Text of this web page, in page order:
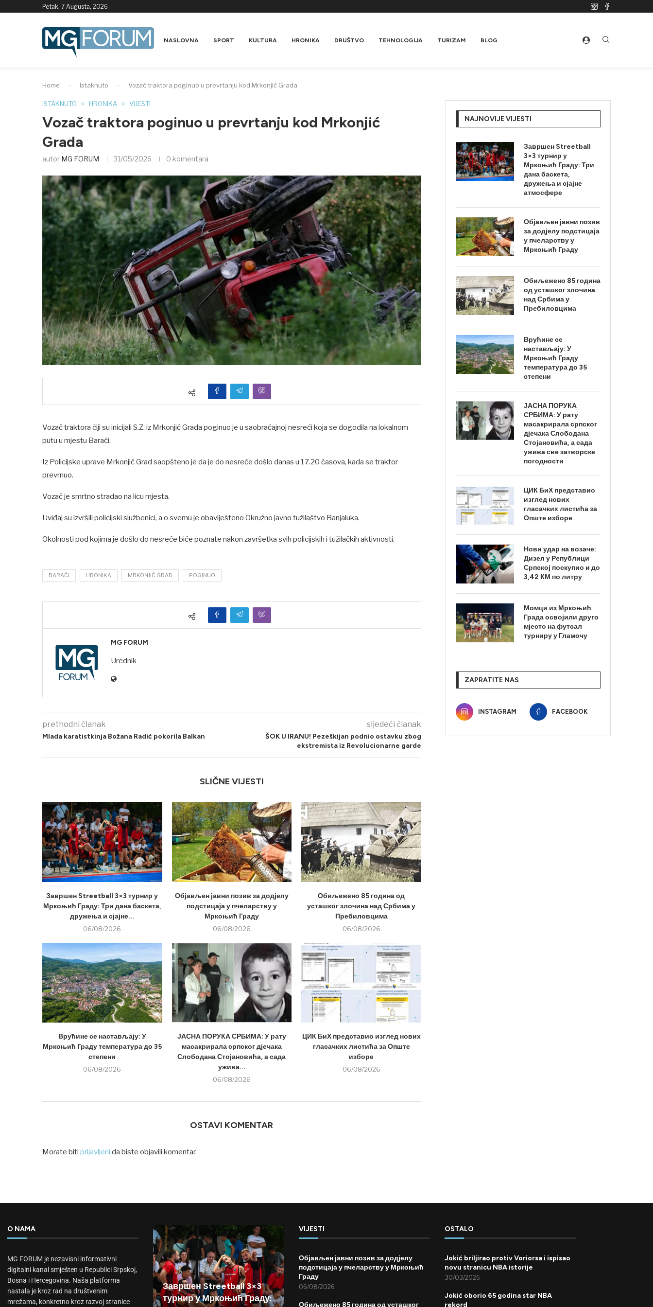
Petak, 7 Augusta, 2026
NASLOVNA SPORT KULTURA HRONIKA DRUŠTVO TEHNOLOGIJA TURIZAM BLOG
Home - Istaknuto - Vozač traktora poginuo u prevrtanju kod Mrkonjić Grada
ISTAKNUTO HRONIKA VIJESTI
Vozač traktora poginuo u prevrtanju kod Mrkonjić
Grada
autor MG FORUM 31/05/2026 0 komentara
Vozač traktora čiji su inicijali S.Z. iz Mrkonjić Grada poginuo je u saobraćajnoj nesreći koja se dogodila na lokalnom
putu u mjestu Baraći.
Iz Policijske uprave Mrkonjić Grad saopšteno je da je do nesreće došlo danas u 17.20 časova, kada se traktor
prevrnuo.
Vozač je smrtno stradao na licu mjesta.
Uviđaj su izvršili policijski službenici, a o svemu je obaviješteno Okružno javno tužilaštvo Banjaluka.
Okolnosti pod kojima je došlo do nesreće biće poznate nakon završetka svih policijskih i tužilačkih aktivnosti.
BARAĆI HRONIKA MRKONJIĆ GRAD POGINUO
MG FORUM
Urednik
prethodni članak
Mlada karatistkinja Božana Radić pokorila Balkan
sljedeći članak
ŠOK U IRANU! Pezeškijan podnio ostavku zbog
ekstremista iz Revolucionarne garde
SLIČNE VIJESTI
Завршен Streetball 3×3 турнир у
Мркоњић Граду: Три дана баскета,
дружења и сјајне...
06/08/2026
Објављен јавни позив за додјелу
подстицаја у пчеларству у
Мркоњић Граду
06/08/2026
Обиљежено 85 година од
усташког злочина над Србима у
Пребиловцима
06/08/2026
Врућине се настављају: У
Мркоњић Граду температура до 35
степени
06/08/2026
ЈАСНА ПОРУКА СРБИМА: У рату
масакрирала српског дјечака
Слободана Стојановића, а сада
ужива...
06/08/2026
ЦИК БиХ представио изглед нових
гласачких листића за Опште
изборе
06/08/2026
OSTAVI KOMENTAR
Morate biti prijavljeni da biste objavili komentar.
NAJNOVIJE VIJESTI
Завршен Streetball
3×3 турнир у
Мркоњић Граду: Три
дана баскета,
дружења и сјајне
атмосфере
Објављен јавни позив
за додјелу подстицаја
у пчеларству у
Мркоњић Граду
Обиљежено 85 година
од усташког злочина
над Србима у
Пребиловцима
Врућине се
настављају: У
Мркоњић Граду
температура до 35
степени
ЈАСНА ПОРУКА
СРБИМА: У рату
масакрирала српског
дјечака Слободана
Стојановића, а сада
ужива све затворске
погодности
ЦИК БиХ представио
изглед нових
гласачких листића за
Опште изборе
Нови удар на возаче:
Дизел у Републици
Српској поскупио и до
3,42 КМ по литру
Момци из Мркоњић
Града освојили друго
мјесто на футсал
турниру у Гламочу
ZAPRATITE NAS
INSTAGRAM FACEBOOK
O NAMA
MG FORUM je nezavisni informativni
digitalni kanal smješten u Republici Srpskoj,
Bosna i Hercegovina. Naša platforma
nastala je kroz rad na društvenim
mrežama, konkretno kroz razvoj stranice
Завршен Streetball 3×3
турнир у Мркоњић Граду:
VIJESTI
Објављен јавни позив за додјелу
подстицаја у пчеларству у Мркоњић
Граду
06/08/2026
Обиљежено 85 година од усташког
OSTALO
Jokić briljirao protiv Voriorsa i ispisao
novu stranicu NBA istorije
30/03/2026
Jokić oborio 65 godina star NBA
rekord